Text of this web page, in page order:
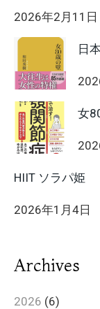
2026年2月11日
日
女
HIIT ソラパ姫
2026年1月4日
Archives
2026 (6)